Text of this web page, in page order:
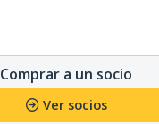
Comprar a un socio
Ver socios